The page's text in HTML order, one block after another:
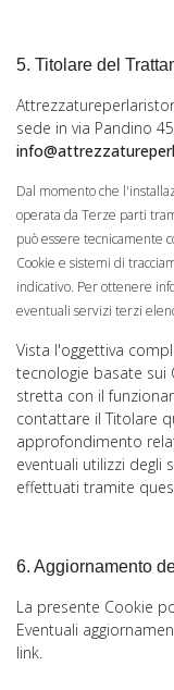
5. Titolare del
sede in via Pandino
Dal momento che
operata da Terze parti
può essere tecnicamente
Cookie e sistemi di
indicativo. Per ottenere
eventuali servizi terzi
Vista l'oggettiva
tecnologie basate sui
stretta con il
contattare il Titolare
approfondimento
eventuali utilizzi degli
effettuati tramite
6. Aggiornamento
La presente Cookie
Eventuali
link.